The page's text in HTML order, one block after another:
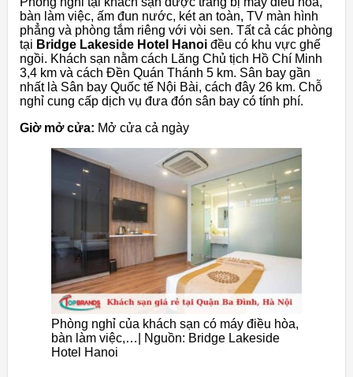
bàn làm việc, ấm đun nước, két an toàn, TV màn hình
phẳng và phòng tắm riêng với vòi sen. Tất cả các phòng
tại Bridge Lakeside Hotel Hanoi đều có khu vực ghế
ngồi. Khách sạn nằm cách Lăng Chủ tịch Hồ Chí Minh
3,4 km và cách Đền Quán Thánh 5 km. Sân bay gần
nhất là Sân bay Quốc tế Nội Bài, cách đây 26 km. Chỗ
nghỉ cung cấp dịch vụ đưa đón sân bay có tính phí.
Giờ mở cửa: Mở cửa cả ngày
Phòng nghỉ của khách sạn có máy điều hòa,
bàn làm việc,…| Nguồn: Bridge Lakeside
Hotel Hanoi